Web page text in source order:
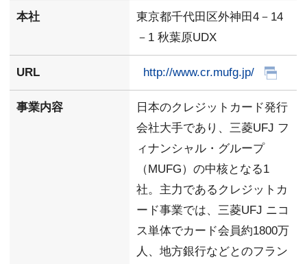
本社
東京都千代田区外神田4－14
－1 秋葉原UDX
URL http://www.cr.mufg.jp/
事業内容
日本のクレジットカード発行
会社大手であり、三菱UFJ フ
ィナンシャル・グループ
（MUFG）の中核となる1
社。主力であるクレジットカ
ード事業では、三菱UFJ ニコ
ス単体でカード会員約1800万
人、地方銀行などとのフラン